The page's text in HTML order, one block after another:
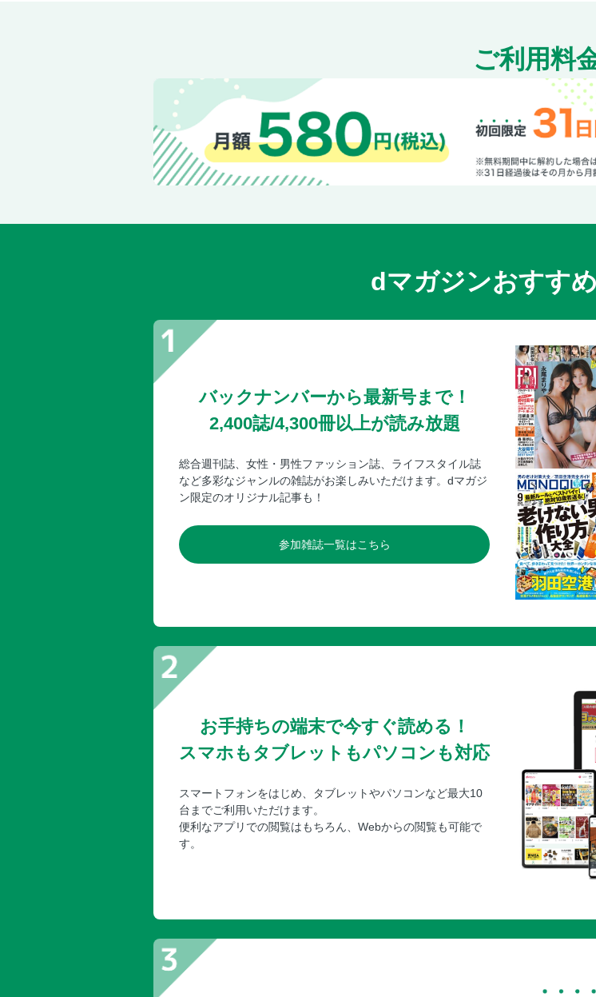
ご利用料
dマガジンおすす
バックナンバーから最新号まで！
2,400誌/4,300冊以上が読み放題
総合週刊誌、女性・男性ファッション誌、ライフスタイル誌
など多彩なジャンルの雑誌がお楽しみいただけます。dマガジ
ン限定のオリジナル記事も！
参加雑誌一覧はこちら
お手持ちの端末で今すぐ読める！
スマホもタブレットもパソコンも対応
スマートフォンをはじめ、タブレットやパソコンなど最大10
台までご利用いただけます。
便利なアプリでの閲覧はもちろん、Webからの閲覧も可能で
す。